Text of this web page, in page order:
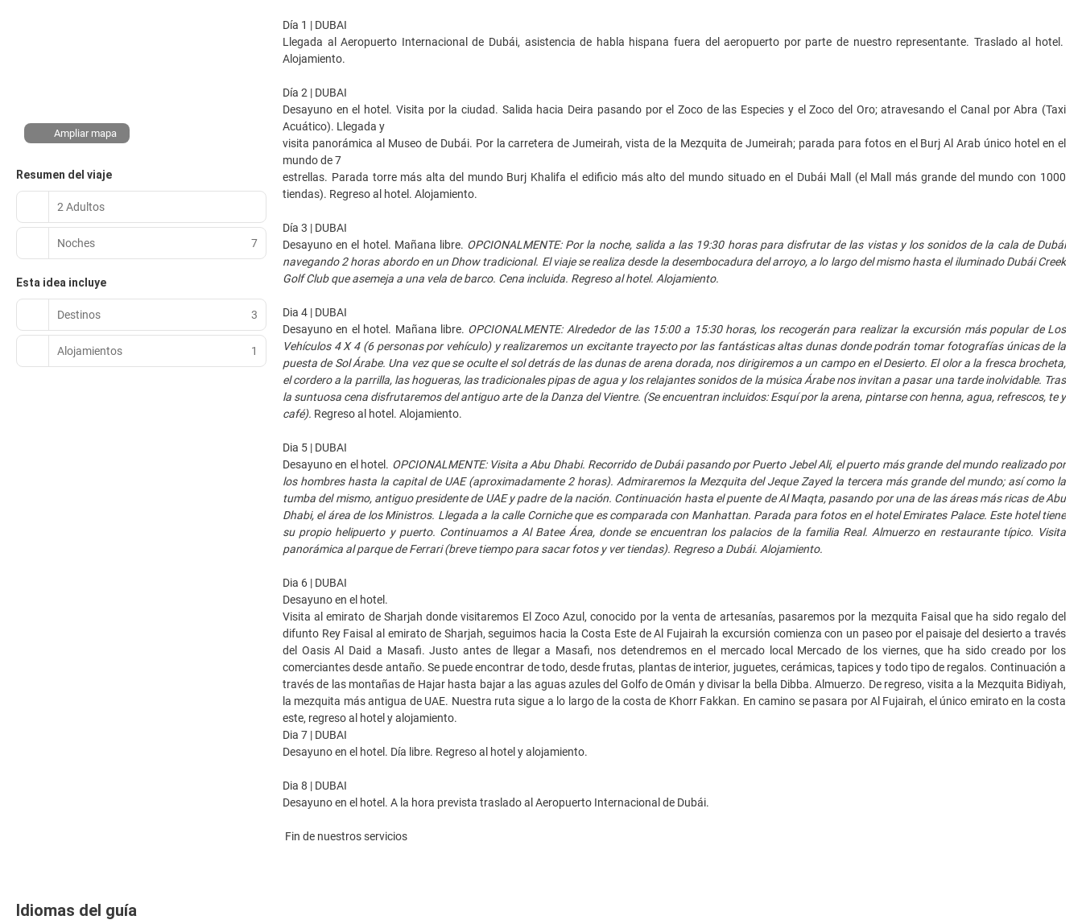
Ampliar mapa
Resumen del viaje
2 Adultos
Noches 7
Esta idea incluye
Destinos 3
Alojamientos 1
Día 1 | DUBAI
Llegada al Aeropuerto Internacional de Dubái, asistencia de habla hispana fuera del aeropuerto por parte de nuestro representante. Traslado al hotel.
Alojamiento.
Día 2 | DUBAI
Desayuno en el hotel. Visita por la ciudad. Salida hacia Deira pasando por el Zoco de las Especies y el Zoco del Oro; atravesando el Canal por Abra (Taxi
Acuático). Llegada y
visita panorámica al Museo de Dubái. Por la carretera de Jumeirah, vista de la Mezquita de Jumeirah; parada para fotos en el Burj Al Arab único hotel en el
mundo de 7
estrellas. Parada torre más alta del mundo Burj Khalifa el edificio más alto del mundo situado en el Dubái Mall (el Mall más grande del mundo con 1000
tiendas). Regreso al hotel. Alojamiento.
Día 3 | DUBAI
Desayuno en el hotel. Mañana libre. OPCIONALMENTE: Por la noche, salida a las 19:30 horas para disfrutar de las vistas y los sonidos de la cala de Dubái
navegando 2 horas abordo en un Dhow tradicional. El viaje se realiza desde la desembocadura del arroyo, a lo largo del mismo hasta el iluminado Dubái Creek
Golf Club que asemeja a una vela de barco. Cena incluida. Regreso al hotel. Alojamiento.
Dia 4 | DUBAI
Desayuno en el hotel. Mañana libre. OPCIONALMENTE: Alrededor de las 15:00 a 15:30 horas, los recogerán para realizar la excursión más popular de Los
Vehículos 4 X 4 (6 personas por vehículo) y realizaremos un excitante trayecto por las fantásticas altas dunas donde podrán tomar fotografías únicas de la
puesta de Sol Árabe. Una vez que se oculte el sol detrás de las dunas de arena dorada, nos dirigiremos a un campo en el Desierto. El olor a la fresca brocheta,
el cordero a la parrilla, las hogueras, las tradicionales pipas de agua y los relajantes sonidos de la música Árabe nos invitan a pasar una tarde inolvidable. Tras
la suntuosa cena disfrutaremos del antiguo arte de la Danza del Vientre. (Se encuentran incluidos: Esquí por la arena, pintarse con henna, agua, refrescos, te y
café). Regreso al hotel. Alojamiento.
Dia 5 | DUBAI
Desayuno en el hotel. OPCIONALMENTE: Visita a Abu Dhabi. Recorrido de Dubái pasando por Puerto Jebel Ali, el puerto más grande del mundo realizado por
los hombres hasta la capital de UAE (aproximadamente 2 horas). Admiraremos la Mezquita del Jeque Zayed la tercera más grande del mundo; así como la
tumba del mismo, antiguo presidente de UAE y padre de la nación. Continuación hasta el puente de Al Maqta, pasando por una de las áreas más ricas de Abu
Dhabi, el área de los Ministros. Llegada a la calle Corniche que es comparada con Manhattan. Parada para fotos en el hotel Emirates Palace. Este hotel tiene
su propio helipuerto y puerto. Continuamos a Al Batee Área, donde se encuentran los palacios de la familia Real. Almuerzo en restaurante típico. Visita
panorámica al parque de Ferrari (breve tiempo para sacar fotos y ver tiendas). Regreso a Dubái. Alojamiento.
Dia 6 | DUBAI
Desayuno en el hotel.
Visita al emirato de Sharjah donde visitaremos El Zoco Azul, conocido por la venta de artesanías, pasaremos por la mezquita Faisal que ha sido regalo del
difunto Rey Faisal al emirato de Sharjah, seguimos hacia la Costa Este de Al Fujairah la excursión comienza con un paseo por el paisaje del desierto a través
del Oasis Al Daid a Masafi. Justo antes de llegar a Masafi, nos detendremos en el mercado local Mercado de los viernes, que ha sido creado por los
comerciantes desde antaño. Se puede encontrar de todo, desde frutas, plantas de interior, juguetes, cerámicas, tapices y todo tipo de regalos. Continuación a
través de las montañas de Hajar hasta bajar a las aguas azules del Golfo de Omán y divisar la bella Dibba. Almuerzo. De regreso, visita a la Mezquita Bidiyah,
la mezquita más antigua de UAE. Nuestra ruta sigue a lo largo de la costa de Khorr Fakkan. En camino se pasara por Al Fujairah, el único emirato en la costa
este, regreso al hotel y alojamiento.
Dia 7 | DUBAI
Desayuno en el hotel. Día libre. Regreso al hotel y alojamiento.
Dia 8 | DUBAI
Desayuno en el hotel. A la hora prevista traslado al Aeropuerto Internacional de Dubái.
Fin de nuestros servicios
Idiomas del guía